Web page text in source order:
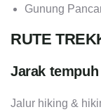
Gunung
RUTE
Jarak
Jalur hiking &